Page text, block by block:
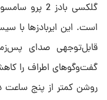
گلکسی بادز 2
قابل‌توجهی صدای
روشن کمتر از پنج ساعت